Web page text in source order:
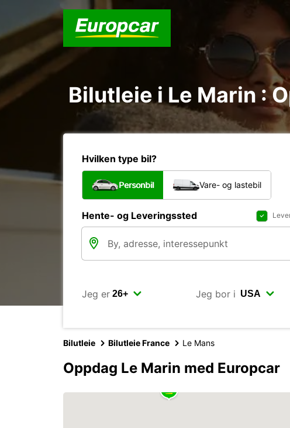
Bilutleie i Le Marin :
Hvilken type bil?
Personbil Vare- og lastebil
Hente- og Leveringssted
Jeg er Jeg bor i
Bilutleie Bilutleie France Le Mans
Oppdag Le Marin med Europcar